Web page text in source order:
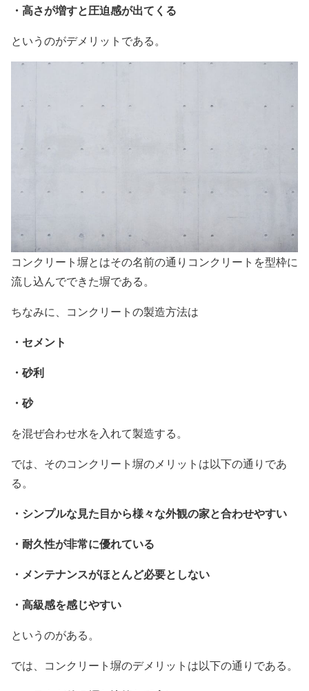
・高さが増すと圧迫感が出てくる
というのがデメリットである。
コンクリート塀とはその名前の通りコンクリートを型枠に
流し込んでできた塀である。
ちなみに、コンクリートの製造方法は
・セメント
・砂利
・砂
を混ぜ合わせ水を入れて製造する。
では、そのコンクリート塀のメリットは以下の通りであ
る。
・シンプルな見た目から様々な外観の家と合わせやすい
・耐久性が非常に優れている
・メンテナンスがほとんど必要としない
・高級感を感じやすい
というのがある。
では、コンクリート塀のデメリットは以下の通りである。